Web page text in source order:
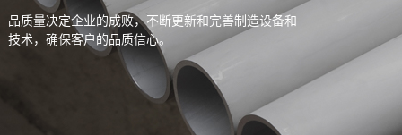
品质量决定企业的成败，不断更新和完善制造设备和
技术，确保客户的品质信心。